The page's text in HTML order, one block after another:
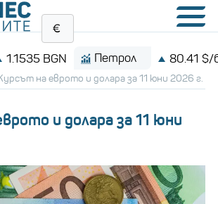
BGN Петрол 80.41 $/
на еврото и долара за 11 юни 2026 г.
и долара за 11 юни